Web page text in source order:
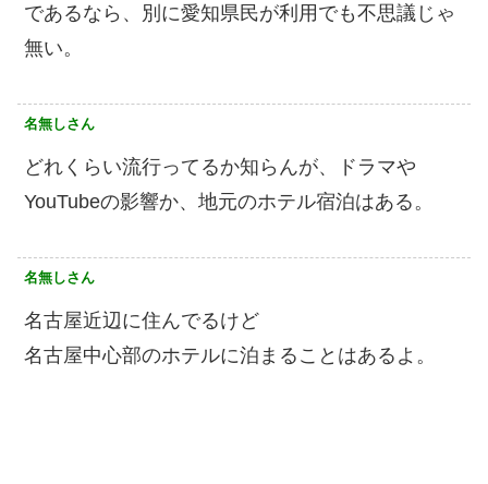
であるなら、別に愛知県民が利用でも不思議じゃ
無い。
名無しさん
どれくらい流行ってるか知らんが、ドラマや
YouTubeの影響か、地元のホテル宿泊はある。
名無しさん
名古屋近辺に住んでるけど
名古屋中心部のホテルに泊まることはあるよ。